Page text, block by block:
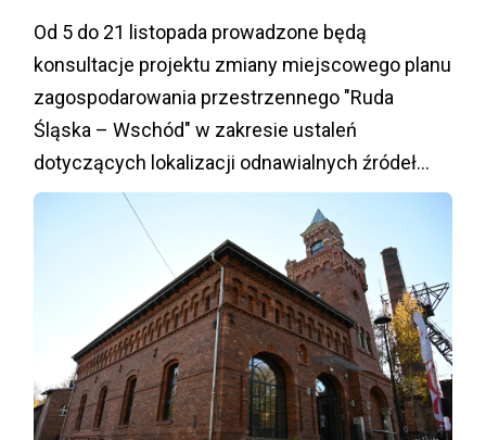
Od 5 do 21 listopada prowadzone będą
konsultacje projektu zmiany miejscowego planu
zagospodarowania przestrzennego "Ruda
Śląska – Wschód" w zakresie ustaleń
dotyczących lokalizacji odnawialnych źródeł
energii.